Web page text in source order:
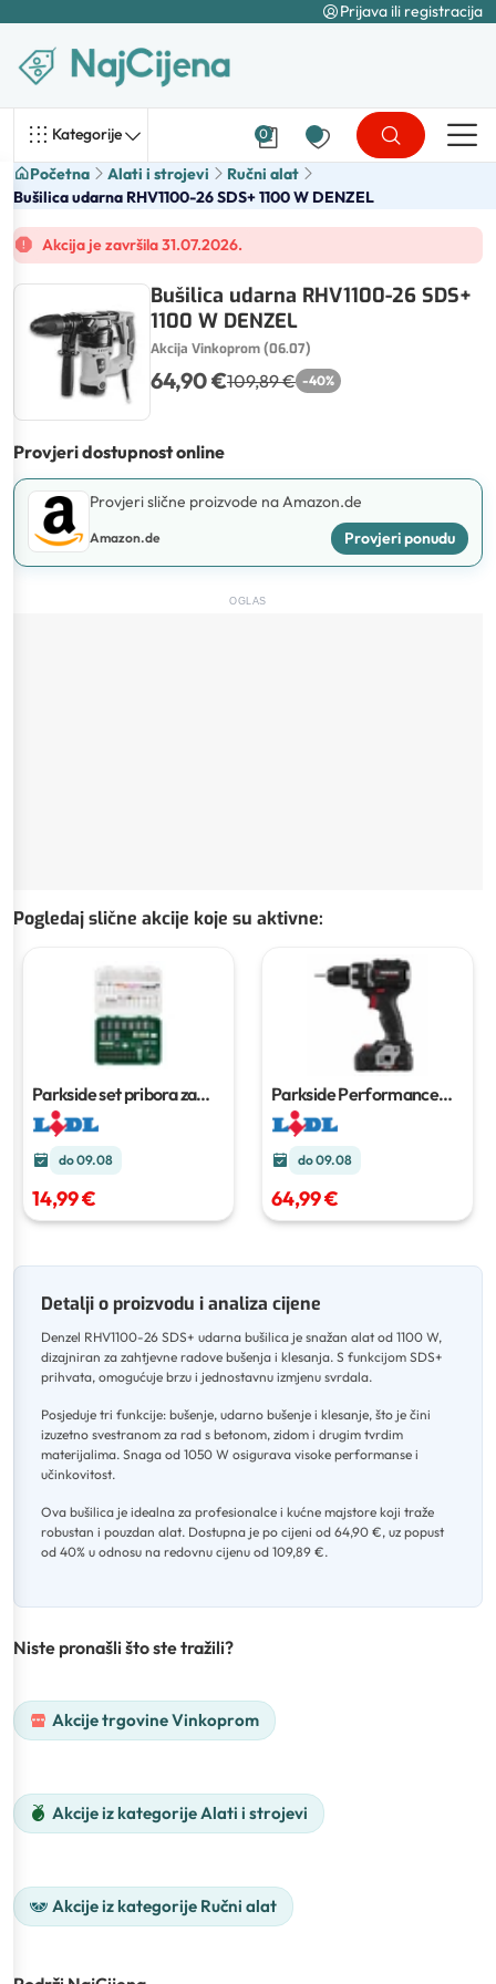
Prijava ili registracija
Kategorije 0
Početna Alati i strojevi
Ručni alat
Bušilica udarna RHV1100-26 SDS+ 1100 W DENZEL
Akcija je završila 31.07.2026.
Bušilica udarna RHV1100-26 SDS+
1100 W DENZEL
Akcija Vinkoprom (06.07)
64,90 €109,89 € -40%
Provjeri dostupnost online
Provjeri slične proizvode na Amazon.de
Amazon.de Provjeri ponudu
OGLAS
Pogledaj slične akcije koje su aktivne:
Parkside set pribora za
preciznu bušilicu-brusilicu
544 dijelova
do 09.08
14,99 €
Parkside Performance
aku bušilica/odvijač
do 09.08
64,99 €
Detalji o proizvodu i analiza cijene
Denzel RHV1100-26 SDS+ udarna bušilica je snažan alat od 1100 W,
dizajniran za zahtjevne radove bušenja i klesanja. S funkcijom SDS+
prihvata, omogućuje brzu i jednostavnu izmjenu svrdala.
Posjeduje tri funkcije: bušenje, udarno bušenje i klesanje, što je čini
izuzetno svestranom za rad s betonom, zidom i drugim tvrdim
materijalima. Snaga od 1050 W osigurava visoke performanse i
učinkovitost.
Ova bušilica je idealna za profesionalce i kućne majstore koji traže
robustan i pouzdan alat. Dostupna je po cijeni od 64,90 €, uz popust
od 40% u odnosu na redovnu cijenu od 109,89 €.
Niste pronašli što ste tražili?
Akcije trgovine Vinkoprom
Akcije iz kategorije Alati i strojevi
Akcije iz kategorije Ručni alat